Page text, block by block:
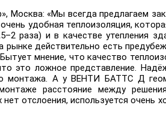
Москва: «Мы всегда предлагаем
удобная теплоизоляция,
раза) и в качестве утепления
рынке действительно есть
мнение, что качество
это ложное представление.
монтажа. А у ВЕНТИ БАТТС Д
расстояние между
отслоения, используется очень